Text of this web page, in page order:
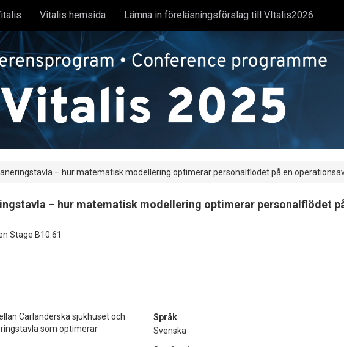
Vitalis hemsida Lämna in föreläsningsförslag till VItalis2026
– hur matematisk modellering optimerar personalflödet på en
– hur matematisk modellering optimerar personalflödet
Stage B10:61
Carlanderska sjukhuset och
som optimerar
Språk
Svenska